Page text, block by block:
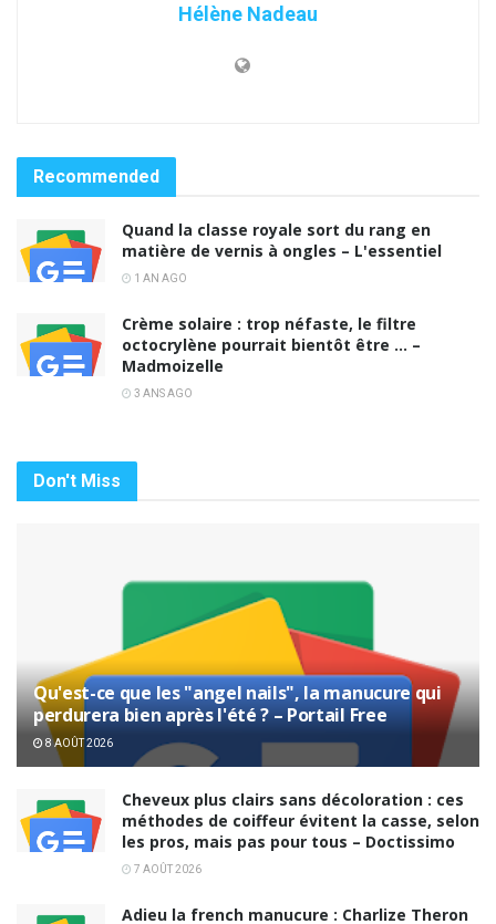
Hélène Nadeau
Recommended
Quand la classe royale sort du rang en
matière de vernis à ongles – L'essentiel
1 AN AGO
Crème solaire : trop néfaste, le filtre
octocrylène pourrait bientôt être … –
Madmoizelle
3 ANS AGO
Don't Miss
Qu'est-ce que les "angel nails", la manucure qui
perdurera bien après l'été ? – Portail Free
8 AOÛT 2026
Cheveux plus clairs sans décoloration : ces
méthodes de coiffeur évitent la casse, selon
les pros, mais pas pour tous – Doctissimo
7 AOÛT 2026
Adieu la french manucure : Charlize Theron